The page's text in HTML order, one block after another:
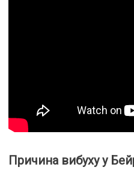
Причина вибуху у